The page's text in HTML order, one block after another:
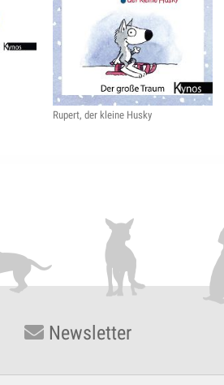
Rupert, der kleine Husky
Newsletter